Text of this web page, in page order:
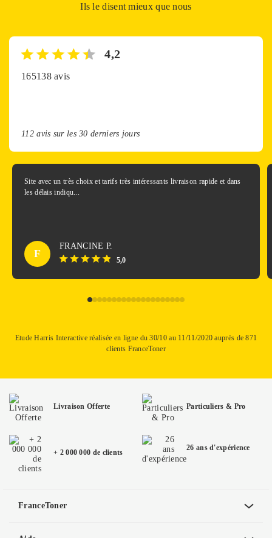
Ils le disent mieux que nous
4,2
165138 avis
112 avis sur les 30 derniers jours
Site avec un très choix et tarifs très intéressants livraison rapide et dans
les délais indiqu...
F
FRANCINE P.
5,0
Etude Harris Interactive réalisée en ligne du 30/10 au 11/11/2020 auprès de 871
clients FranceToner
Livraison Offerte Particuliers & Pro
+ 2 000 000 de clients
26 ans d'expérience
FranceToner